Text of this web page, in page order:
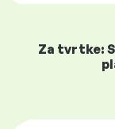
Za tvrtke: